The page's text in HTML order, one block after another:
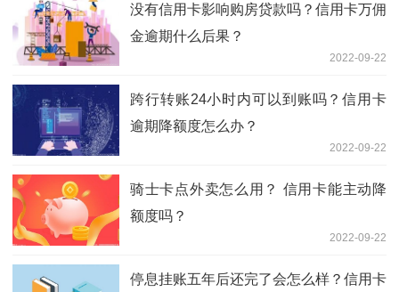
没有信用卡影响购房贷款吗？信用卡万佣
金逾期什么后果？
2022-09-22
跨行转账24小时内可以到账吗？信用卡
逾期降额度怎么办？
2022-09-22
骑士卡点外卖怎么用？ 信用卡能主动降
额度吗？
2022-09-22
停息挂账五年后还完了会怎么样？信用卡